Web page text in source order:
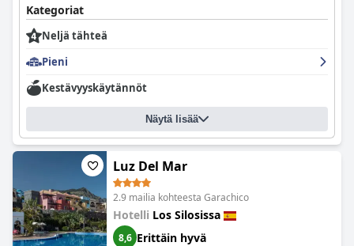
Kategoriat
Neljä tähteä
Pieni
Kestävyyskäytännöt
Näytä lisää
Luz Del Mar
2.9 mailia kohteesta Garachico
Hotelli Los Silosissa
8,6 Erittäin hyvä